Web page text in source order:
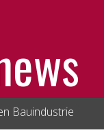
Bauindustrie